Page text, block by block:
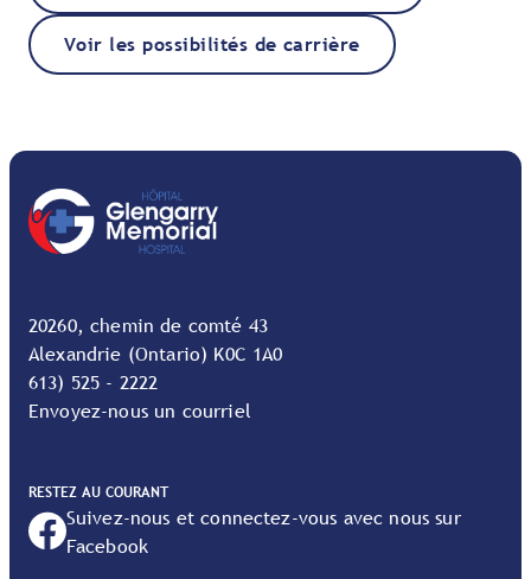
Voir les possibilités de carrière
20260, chemin de comté 43
Alexandrie (Ontario) K0C 1A0
613) 525 - 2222
Envoyez-nous un courriel
RESTEZ AU COURANT
Suivez-nous et connectez-vous avec nous sur
Facebook